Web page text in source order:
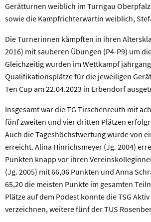
Gerätturnen weiblich im Turngau
sowie die Kampfrichterwartin weiblich,
Die Turnerinnen kämpften in ihren
2016) mit sauberen Übungen (P4-P9) um
Gleichzeitig wurden im Wettkampf
Qualifikationsplätze für die jeweiligen
Ten Cup am 22.04.2023 in Erbendorf
Insgesamt war die TG Tirschenreuth mit
fünf zweiten und vier dritten Plätzen
Auch die Tageshöchstwertung wurde von
erreicht. Alina Hinrichsmeyer (Jg. 2004)
Punkten knapp vor ihren
(Jg. 2005) mit 66,06 Punkten und Anna
65,20 die meisten Punkte im gesamten
Plätze auf dem Podest konnte die TSG
verzeichnen, weitere fünf der TUS